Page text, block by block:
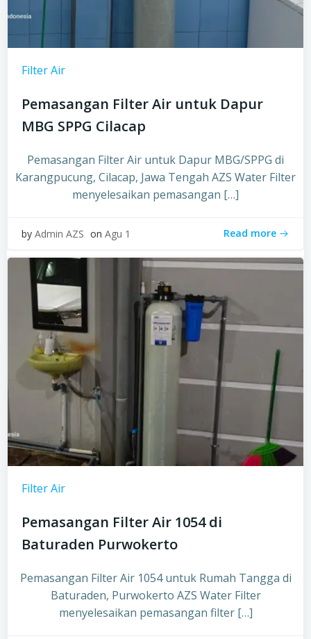
Filter Air
Pemasangan Filter Air untuk Dapur
MBG SPPG Cilacap
Pemasangan Filter Air untuk Dapur MBG/SPPG di
Karangpucung, Cilacap, Jawa Tengah AZS Water Filter
menyelesaikan pemasangan […]
by Admin AZS on Agu 1 Read more
Filter Air
Pemasangan Filter Air 1054 di
Baturaden Purwokerto
Pemasangan Filter Air 1054 untuk Rumah Tangga di
Baturaden, Purwokerto AZS Water Filter
menyelesaikan pemasangan filter […]